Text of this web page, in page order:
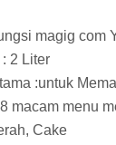
magig com
2 Liter
:untuk
macam menu
Cake